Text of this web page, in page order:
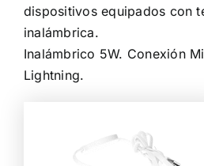
dispositivos equipados con
inalámbrica.
Inalámbrico 5W. Conexión
Lightning.